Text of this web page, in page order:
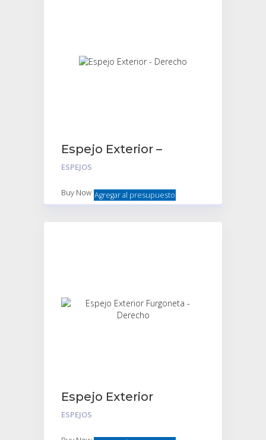
Espejo Exterior –
Derecho
ESPEJOS
Buy Now Agregar al presupuesto
Espejo Exterior
Furgoneta – Derecho
ESPEJOS